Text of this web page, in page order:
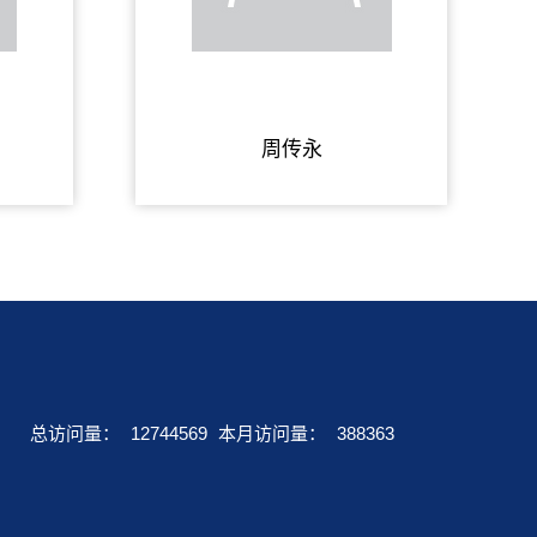
周传永
总访问量： 12744569 本月访问量： 388363